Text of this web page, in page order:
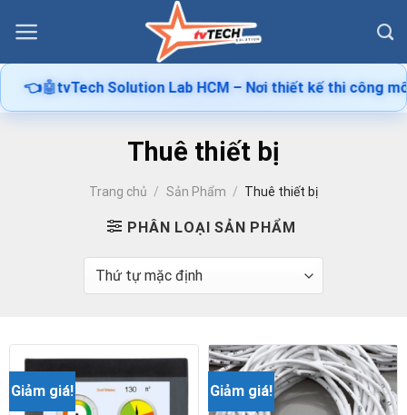
👈🤖tvTech Solution Lab HCM – Nơi thiết kế thi công mô
Thuê thiết bị
Trang chủ / Sản Phẩm / Thuê thiết bị
PHÂN LOẠI SẢN PHẨM
Giảm giá! Giảm giá!